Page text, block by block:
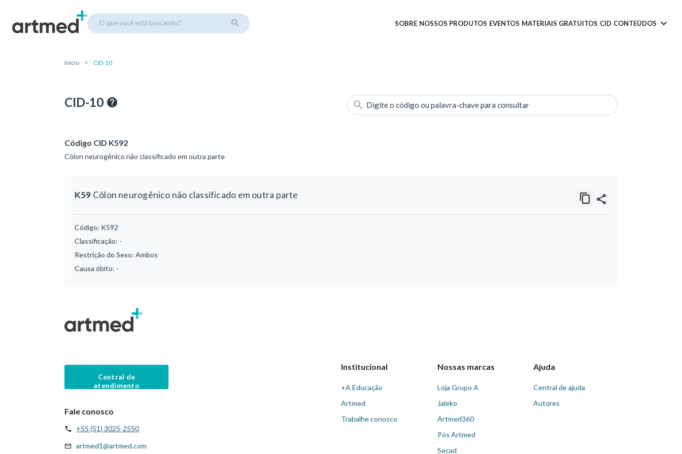
O que você está buscando? SOBRE NOSSOS PRODUTOS EVENTOS MATERIAIS GRATUITOS CID CONTEÚDOS
Início CID-10
CID-10 Digite o código ou palavra-chave para consultar
Código CID K592
Cólon neurogênico não classificado em outra parte
K59 Cólon neurogênico não classificado em outra parte
Código: K592
Classificação: -
Restrição do Sexo: Ambos
Causa óbito: -
Central de
atendimento
Fale conosco
+55 (51) 3025-2550
artmed1@artmed.com
Institucional
+A Educação
Artmed
Trabalhe conosco
Nossas marcas
Loja Grupo A
Jaleko
Artmed360
Pós Artmed
Secad
Ajuda
Central de ajuda
Autores